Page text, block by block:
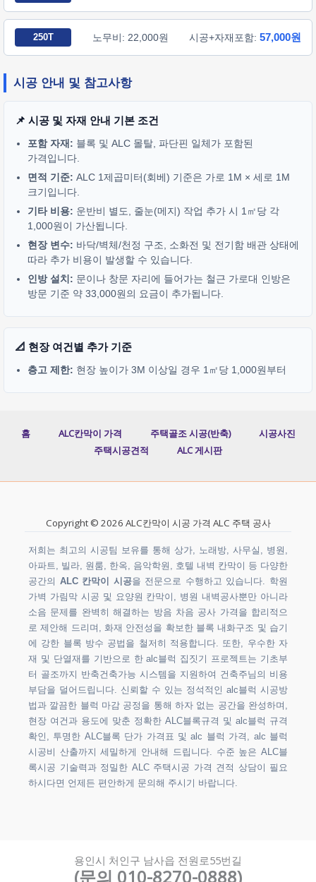
250T 노무비: 22,000원 시공+자재포함: 57,000원
시공 안내 및 참고사항
📌 시공 및 자재 안내 기본 조건
포함 자재: 블록 및 ALC 몰탈, 파단핀 일체가 포함된
가격입니다.
면적 기준: ALC 1제곱미터(회베) 기준은 가로 1M × 세로 1M
크기입니다.
기타 비용: 운반비 별도, 줄눈(메지) 작업 추가 시 1㎡당 각
1,000원이 가산됩니다.
현장 변수: 바닥/벽체/천정 구조, 소화전 및 전기함 배관 상태에
따라 추가 비용이 발생할 수 있습니다.
인방 설치: 문이나 창문 자리에 들어가는 철근 가로대 인방은
방문 기준 약 33,000원의 요금이 추가됩니다.
📐 현장 여건별 추가 기준
층고 제한: 현장 높이가 3M 이상일 경우 1㎡당 1,000원부터
홈 ALC칸막이 가격 주택골조 시공(반축)
시공사진
주택시공견적
ALC 게시판
Copyright © 2026 ALC칸막이 시공 가격 ALC 주택 공사
저희는 최고의 시공팀 보유를 통해 상가, 노래방, 사무실, 병원,
아파트, 빌라, 원룸, 한옥, 음악학원, 호텔 내벽 칸막이 등 다양한
공간의 ALC 칸막이 시공을 전문으로 수행하고 있습니다. 학원
가벽 가림막 시공 및 요양원 칸막이, 병원 내벽공사뿐만 아니라
소음 문제를 완벽히 해결하는 방음 차음 공사 가격을 합리적으
로 제안해 드리며, 화재 안전성을 확보한 블록 내화구조 및 습기
에 강한 블록 방수 공법을 철저히 적용합니다. 또한, 우수한 자
재 및 단열재를 기반으로 한 alc블럭 집짓기 프로젝트는 기초부
터 골조까지 반축건축가능 시스템을 지원하여 건축주님의 비용
부담을 덜어드립니다. 신뢰할 수 있는 정석적인 alc블럭 시공방
법과 깔끔한 블럭 마감 공정을 통해 하자 없는 공간을 완성하며,
현장 여건과 용도에 맞춘 정확한 ALC블록규격 및 alc블럭 규격
확인, 투명한 ALC블록 단가 가격표 및 alc 블럭 가격, alc 블럭
시공비 산출까지 세밀하게 안내해 드립니다. 수준 높은 ALC블
록시공 기술력과 정밀한 ALC 주택시공 가격 견적 상담이 필요
하시다면 언제든 편안하게 문의해 주시기 바랍니다.
용인시 처인구 남사읍 전원로55번길
(문의 010-8270-0888)